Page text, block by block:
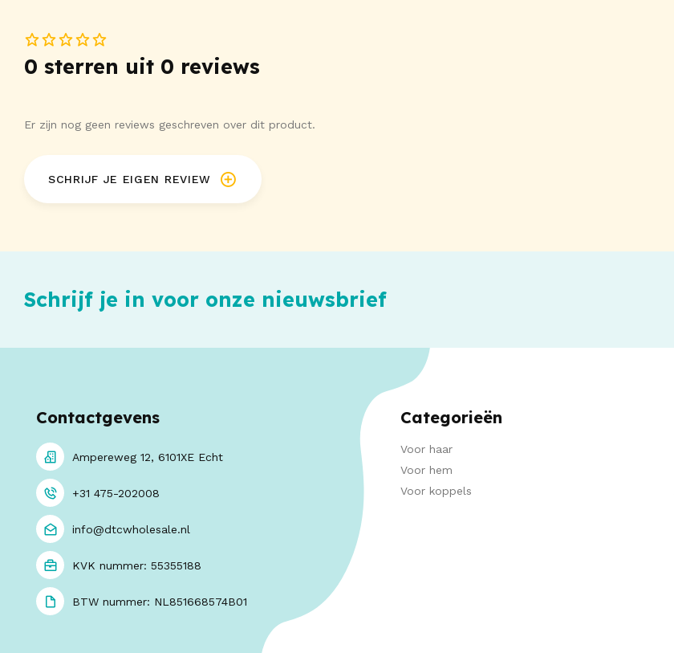
0 sterren uit 0 reviews
Er zijn nog geen reviews geschreven over dit product.
SCHRIJF JE EIGEN REVIEW
Schrijf je in voor onze nieuwsbrief
Contactgevens
Ampereweg 12, 6101XE Echt
+31 475-202008
info@dtcwholesale.nl
KVK nummer: 55355188
BTW nummer: NL851668574B01
Categorieën
Voor haar
Voor hem
Voor koppels